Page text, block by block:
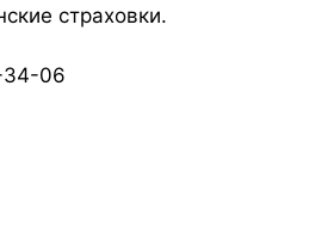
страховки.
34-06